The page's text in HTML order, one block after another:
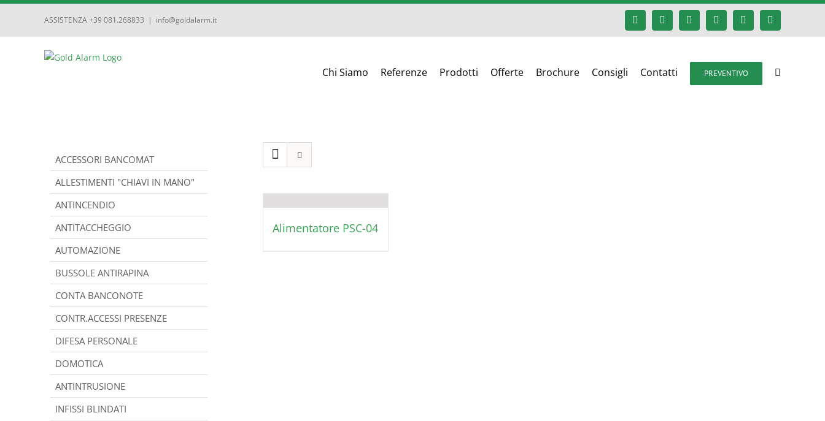
ASSISTENZA +39 081.268833 | info@goldalarm.it FacebookGoogle+ InstagramTwitter YouTube
Chi Siamo Referenze Prodotti Offerte Brochure Consigli Contatti PREVENTIVO
Alimentatore PSC-04
ACCESSORI BANCOMAT
ALLESTIMENTI "CHIAVI IN MANO"
ANTINCENDIO
ANTITACCHEGGIO
AUTOMAZIONE
BUSSOLE ANTIRAPINA
CONTA BANCONOTE
CONTR.ACCESSI PRESENZE
DIFESA PERSONALE
DOMOTICA
ANTINTRUSIONE
INFISSI BLINDATI